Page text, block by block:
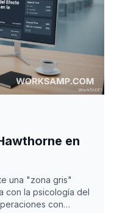
en
una "zona gris"
con la psicología del
con…